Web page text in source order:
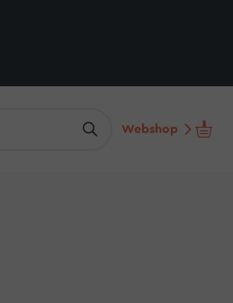
Webshop